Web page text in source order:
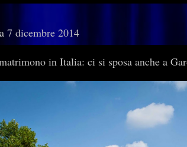
7 dicembre 2014
in Italia: ci si sposa anche a